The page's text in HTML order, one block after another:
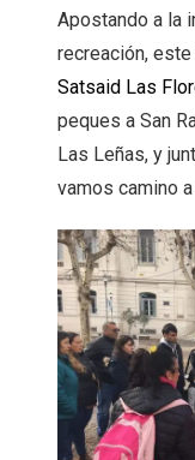
Apostando a la
recreación,
Satsaid Las
peques a San
Las Leñas, y
vamos camino